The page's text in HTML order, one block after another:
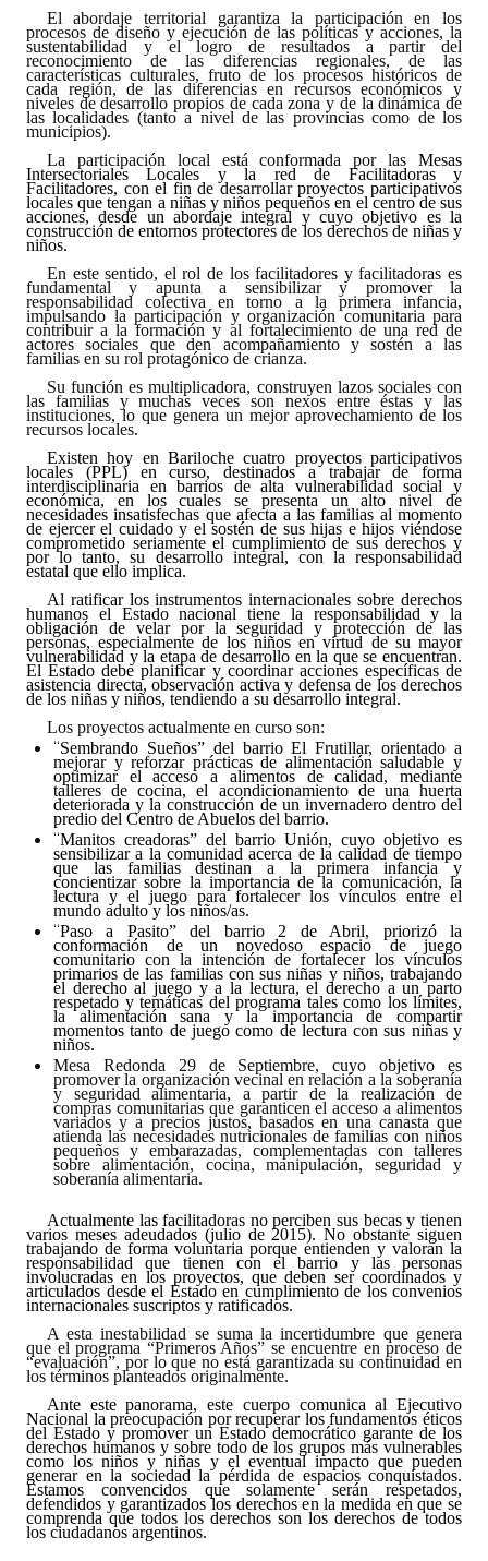
Resoluciones
Resoluciones de Presidencia
INSTITUCIONAL
Antiguos Pobladores
Noticias Destacadas
Registros y Distinciones
Datos Históricos
Premio al Mérito - Registro
Audiencias Públicas - Registro
Mujeres que Dejaron Huellas - Registro
Periodistas Decanos - Registro
Ciudadano Ilustre - Registro
Banca del Vecino - Registro
Huéspedes de Honor - Registro
Antiguos Pobladores - Registro
Reconocimientos - Registro
Bariloche, Municipio intercultural
Entrega de distinciones
REFORMA DE LA CARTA ORGÁNICA
El abordaje territorial garantiza la participación en los
procesos de diseño y ejecución de las políticas y acciones, la
sustentabilidad y el logro de resultados a partir del
reconocimiento de las diferencias regionales, de las
características culturales, fruto de los procesos históricos de
cada región, de las diferencias en recursos económicos y
niveles de desarrollo propios de cada zona y de la dinámica de
las localidades (tanto a nivel de las provincias como de los
municipios).
La participación local está conformada por las Mesas
Intersectoriales Locales y la red de Facilitadoras y
Facilitadores, con el fin de desarrollar proyectos participativos
locales que tengan a niñas y niños pequeños en el centro de sus
acciones, desde un abordaje integral y cuyo objetivo es la
construcción de entornos protectores de los derechos de niñas y
niños.
En este sentido, el rol de los facilitadores y facilitadoras es
fundamental y apunta a sensibilizar y promover la
responsabilidad colectiva en torno a la primera infancia,
impulsando la participación y organización comunitaria para
contribuir a la formación y al fortalecimiento de una red de
actores sociales que den acompañamiento y sostén a las
familias en su rol protagónico de crianza.
Su función es multiplicadora, construyen lazos sociales con
las familias y muchas veces son nexos entre éstas y las
instituciones, lo que genera un mejor aprovechamiento de los
recursos locales.
Existen hoy en Bariloche cuatro proyectos participativos
locales (PPL) en curso, destinados a trabajar de forma
interdisciplinaria en barrios de alta vulnerabilidad social y
económica, en los cuales se presenta un alto nivel de
necesidades insatisfechas que afecta a las familias al momento
de ejercer el cuidado y el sostén de sus hijas e hijos viéndose
comprometido seriamente el cumplimiento de sus derechos y
por lo tanto, su desarrollo integral, con la responsabilidad
estatal que ello implica.
Al ratificar los instrumentos internacionales sobre derechos
humanos el Estado nacional tiene la responsabilidad y la
obligación de velar por la seguridad y protección de las
personas, especialmente de los niños en virtud de su mayor
vulnerabilidad y la etapa de desarrollo en la que se encuentran.
El Estado debe planificar y coordinar acciones específicas de
asistencia directa, observación activa y defensa de los derechos
de los niñas y niños, tendiendo a su desarrollo integral.
Los proyectos actualmente en curso son:
“Sembrando Sueños” del barrio El Frutillar, orientado a
mejorar y reforzar prácticas de alimentación saludable y
optimizar el acceso a alimentos de calidad, mediante
talleres de cocina, el acondicionamiento de una huerta
deteriorada y la construcción de un invernadero dentro del
predio del Centro de Abuelos del barrio.
“Manitos creadoras” del barrio Unión, cuyo objetivo es
sensibilizar a la comunidad acerca de la calidad de tiempo
que las familias destinan a la primera infancia y
concientizar sobre la importancia de la comunicación, la
lectura y el juego para fortalecer los vínculos entre el
mundo adulto y los niños/as.
“Paso a Pasito” del barrio 2 de Abril, priorizó la
conformación de un novedoso espacio de juego
comunitario con la intención de fortalecer los vínculos
primarios de las familias con sus niñas y niños, trabajando
el derecho al juego y a la lectura, el derecho a un parto
respetado y temáticas del programa tales como los límites,
la alimentación sana y la importancia de compartir
momentos tanto de juego como de lectura con sus niñas y
niños.
Mesa Redonda 29 de Septiembre, cuyo objetivo es
promover la organización vecinal en relación a la soberanía
y seguridad alimentaria, a partir de la realización de
compras comunitarias que garanticen el acceso a alimentos
variados y a precios justos, basados en una canasta que
atienda las necesidades nutricionales de familias con niños
pequeños y embarazadas, complementadas con talleres
sobre alimentación, cocina, manipulación, seguridad y
soberanía alimentaria.
Actualmente las facilitadoras no perciben sus becas y tienen
varios meses adeudados (julio de 2015). No obstante siguen
trabajando de forma voluntaria porque entienden y valoran la
responsabilidad que tienen con el barrio y las personas
involucradas en los proyectos, que deben ser coordinados y
articulados desde el Estado en cumplimiento de los convenios
internacionales suscriptos y ratificados.
A esta inestabilidad se suma la incertidumbre que genera
que el programa “Primeros Años” se encuentre en proceso de
“evaluación”, por lo que no está garantizada su continuidad en
los términos planteados originalmente.
Ante este panorama, este cuerpo comunica al Ejecutivo
Nacional la preocupación por recuperar los fundamentos éticos
del Estado y promover un Estado democrático garante de los
derechos humanos y sobre todo de los grupos más vulnerables
como los niños y niñas y el eventual impacto que pueden
generar en la sociedad la pérdida de espacios conquistados.
Estamos convencidos que solamente serán respetados,
defendidos y garantizados los derechos en la medida en que se
comprenda que todos los derechos son los derechos de todos
los ciudadanos argentinos.